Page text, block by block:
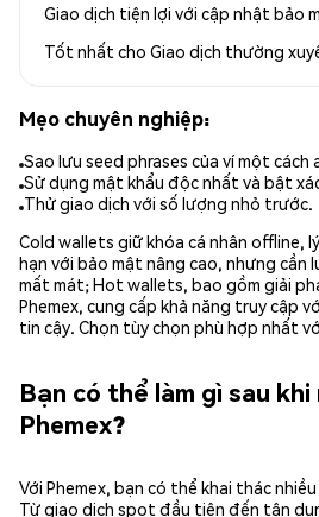
Giao dịch tiện lợi với cập nhật bảo
Tốt nhất cho Giao dịch thường
Mẹo chuyên nghiệp:
Sao lưu seed phrases của ví một
Sử dụng mật khẩu độc nhất và bật
Thử giao dịch với số lượng nhỏ trước.
Cold wallets giữ khóa cá nhân offline,
hạn với bảo mật nâng cao, nhưng cần
mất mát; Hot wallets, bao gồm giải
Phemex, cung cấp khả năng truy cập
tin cậy. Chọn tùy chọn phù hợp nhất
Bạn có thể làm gì sau khi
Phemex?
Với Phemex, bạn có thể khai thác
Từ giao dịch spot đầu tiên đến tận